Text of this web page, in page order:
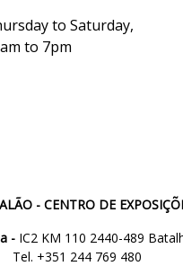
to Saturday,
to 7pm
- CENTRO DE
-IC2 KM 110 2440-489
Tel. +351 244 769 480